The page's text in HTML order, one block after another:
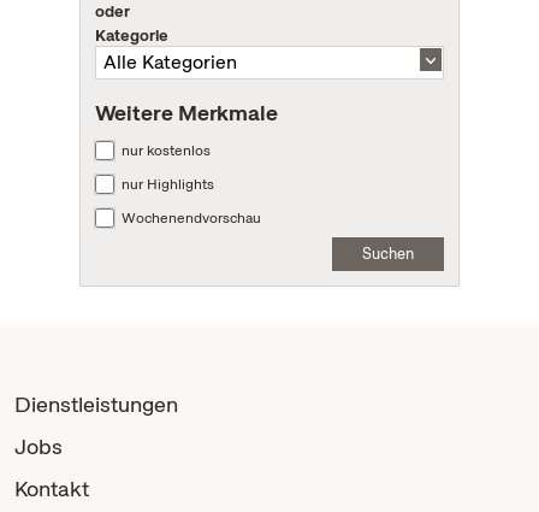
oder
Kategorie
Weitere Merkmale
nur kostenlos
nur Highlights
Wochenendvorschau
Suchen
Dienstleistungen
Jobs
Kontakt